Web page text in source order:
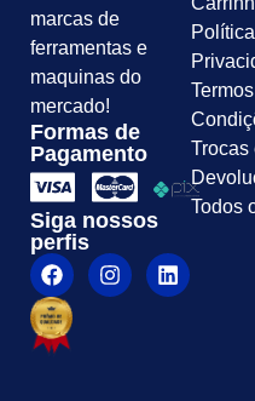
marcas de
ferramentas e
maquinas do
mercado!
Formas de
Pagamento
Siga nossos
perfis
Trocas
Todos